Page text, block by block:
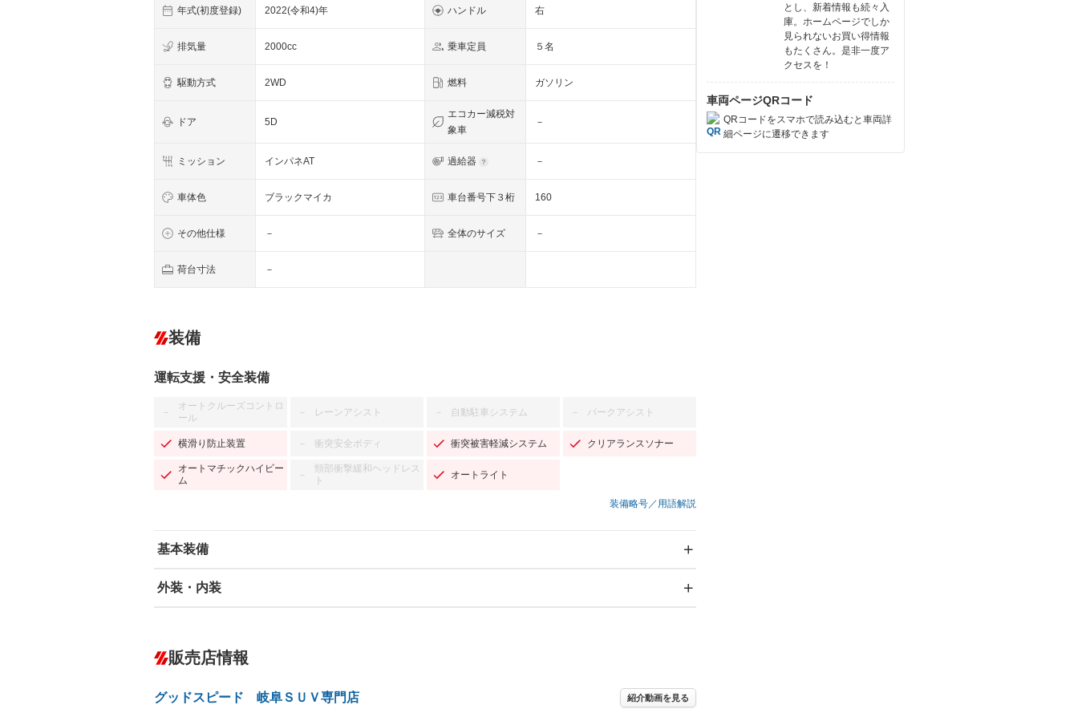
年式(初度登録) 2022(令和4)年 ハンドル 右
排気量 2000cc 乗車定員 ５名
駆動方式 2WD 燃料 ガソリン
ドア 5D
エコカー減税対
象車
－
ミッション インパネAT 過給器 －
車体色 ブラックマイカ 車台番号下３桁 160
その他仕様 － 全体のサイズ －
荷台寸法 －
装備
運転支援・安全装備
－
オートクルーズコントロ
ール
－ レーンアシスト － 自動駐車システム － パークアシスト
横滑り防止装置 － 衝突安全ボディ 衝突被害軽減システム クリアランスソナー
オートマチックハイビー
ム
－
頸部衝撃緩和ヘッドレス
ト
オートライト
装備略号／用語解説
基本装備
エアバッグ：運転席/助手席
－ ダウンヒルアシストコントロール
Bluetooth接続 100V電源 センターデフロック
外装・内装
オーディオ：CDまたはCDチェンジャー／ミュージック
プレイヤー接続可
－
ヘッドライトウォッシャ
ー
－ 革シート キーレス
販売店情報
グッドスピード 岐阜ＳＵＶ専門店 紹介動画を見る
とし、新着情報も続々入
庫。ホームページでしか
見られないお買い得情報
もたくさん。是非一度ア
クセスを！
車両ページQRコード
QRコードをスマホで読み込むと車両詳
細ページに遷移できます